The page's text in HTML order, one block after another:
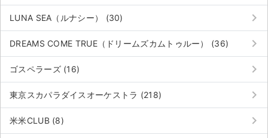
LUNA SEA（ルナシー） (30) keyboard_arrow_right
DREAMS COME TRUE（ドリームズカムトゥルー） (36) keyboard_arrow_right
ゴスペラーズ (16) keyboard_arrow_right
東京スカパラダイスオーケストラ (218) keyboard_arrow_right
米米CLUB (8) keyboard_arrow_right